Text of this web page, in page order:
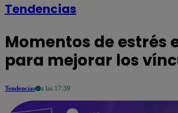
Tendencias
Momentos de estrés
para mejorar los
Tendencias a las 17:39